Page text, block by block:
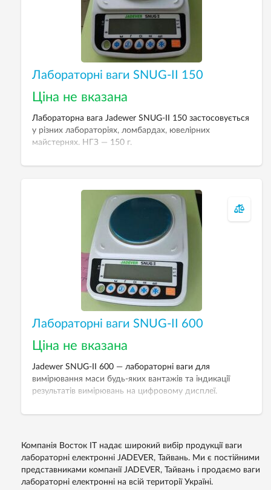
Лабораторні ваги SNUG-II 150
Ціна не вказана
Лабораторна вага Jadewer SNUG-II 150 застосовується
у різних лабораторіях, ломбардах, ювелірних
майстернях. НГЗ — 150 г.
Лабораторні ваги SNUG-II 600
Ціна не вказана
Jadewer SNUG-II 600 — лабораторні ваги для
вимірювання маси будь-яких вантажів та індикації
результатів вимірювань на цифровому дисплеї.
ювелірних майстернях. НГЗ — 600 г.
Компанія Восток IT надає широкий вибір продукції ваги
лабораторні електронні JADEVER, Тайвань. Ми є постійними
представниками компанії JADEVER, Тайвань і продаємо ваги
лабораторні електронні на всій території Україні.